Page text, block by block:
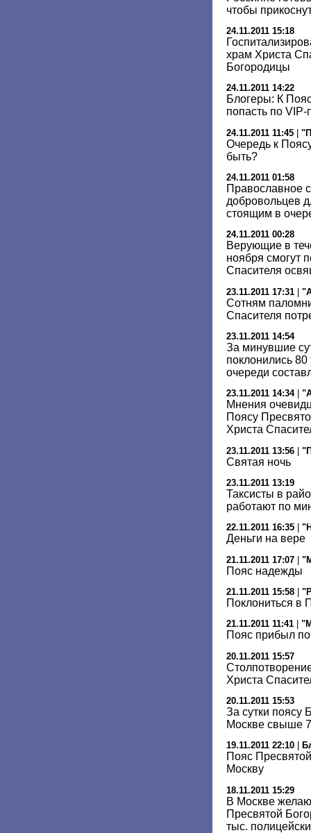
чтобы
24.11.2011 15:18
храм Христа
Богородицы
24.11.2011 14:22
Блогеры: К
попасть по
24.11.2011 11:45
Очередь к
быть?
24.11.2011 01:58
Православное
добровольцев
стоящим в
24.11.2011 00:28
Верующие в
ноября смогут
Спасителя
23.11.2011 17:31
Сотням
Спасителя
23.11.2011 14:54
За минувшие
поклонились
очереди
23.11.2011 14:34|
Мнения
Поясу
Христа
23.11.2011 13:56
Святая ночь
23.11.2011 13:19
Таксисты в
работают по
22.11.2011 16:35
Деньги на вере
21.11.2011 17:07
Пояс надежды
21.11.2011 15:58
Поклониться в
21.11.2011 11:41
Пояс прибыл
20.11.2011 15:57
Христа
20.11.2011 15:53
За сутки поясу
Москве свыше
19.11.2011 22:10
Пояс
Москву
18.11.2011 15:29
В Москве
Пресвятой
тыс.